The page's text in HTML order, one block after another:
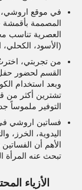
في موقع اروشي،
المصممة بأقمشة
العصرية تناسب
(الأسود، الكحلي،
من تجربتي،
تشترين أكثر من
التوفير ملموساً
فساتين اروشي
اليدوية، الخرز،
الأهم أن
تبحث عنه المرأة